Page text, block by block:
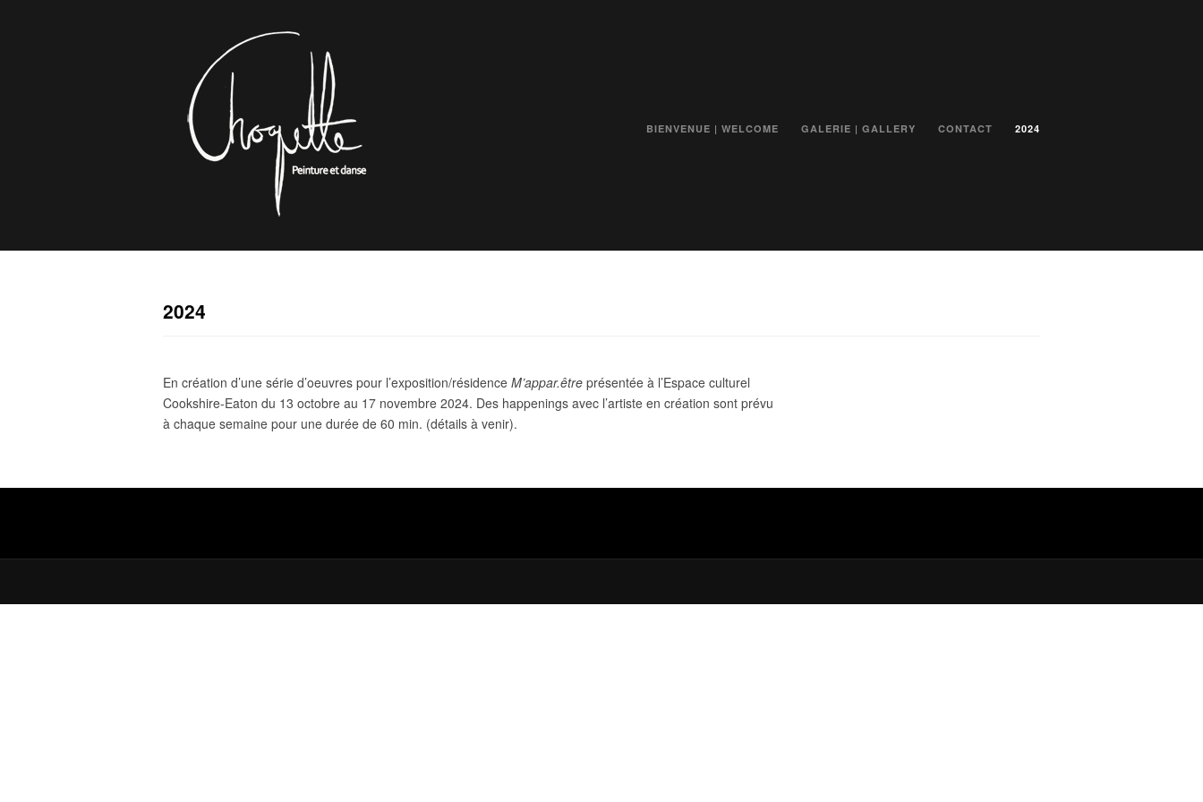
BIENVENUE | WELCOME GALERIE | GALLERY CONTACT 2024
2024
En création d’une série d’oeuvres pour l’exposition/résidence M’appar.être présentée à l’Espace culturel
Cookshire-Eaton du 13 octobre au 17 novembre 2024. Des happenings avec l’artiste en création sont prévu
à chaque semaine pour une durée de 60 min. (détails à venir).